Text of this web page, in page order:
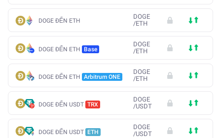
DOGE ĐẾN ETH
DOGE
/ETH
DOGE ĐẾN ETH Base
DOGE
/ETH
DOGE ĐẾN ETH Arbitrum ONE
DOGE
/ETH
DOGE ĐẾN USDT TRX
DOGE
/USDT
DOGE ĐẾN USDT ETH
DOGE
/USDT